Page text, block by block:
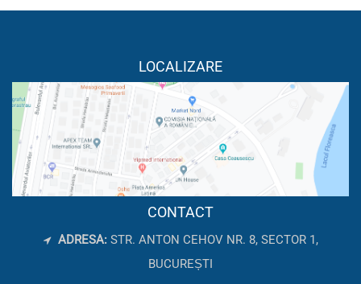
LOCALIZARE
CONTACT
ADRESA: STR. ANTON CEHOV NR. 8, SECTOR 1,
BUCUREȘTI